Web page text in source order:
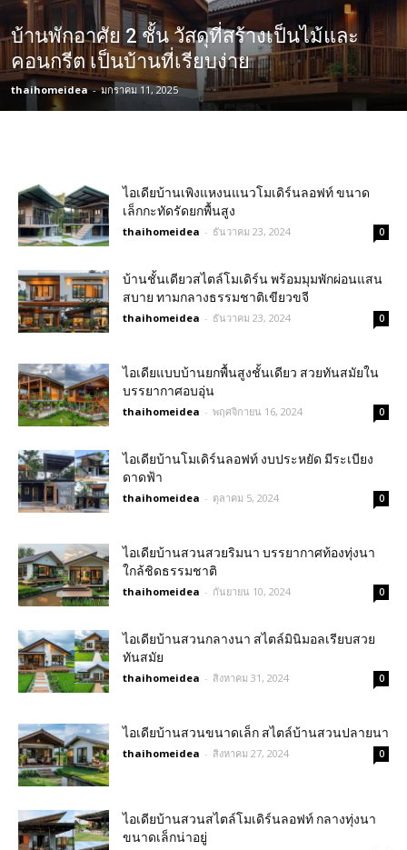
บ้านพักอาศัย 2 ชั้น วัสดุที่สร้างเป็นไม้และ
คอนกรีต เป็นบ้านที่เรียบง่าย
thaihomeidea - มกราคม 11, 2025
ไอเดียบ้านเพิงแหงนแนวโมเดิร์นลอฟท์ ขนาด
เล็กกะทัดรัดยกพื้นสูง
thaihomeidea - ธันวาคม 23, 2024 0
บ้านชั้นเดียวสไตล์โมเดิร์น พร้อมมุมพักผ่อนแสน
สบาย ทามกลางธรรมชาติเขียวขจี
thaihomeidea - ธันวาคม 23, 2024 0
ไอเดียแบบบ้านยกพื้นสูงชั้นเดียว สวยทันสมัยใน
บรรยากาศอบอุ่น
thaihomeidea - พฤศจิกายน 16, 2024 0
ไอเดียบ้านโมเดิร์นลอฟท์ งบประหยัด มีระเบียง
ดาดฟ้า
thaihomeidea - ตุลาคม 5, 2024 0
ไอเดียบ้านสวนสวยริมนา บรรยากาศท้องทุ่งนา
ใกล้ชิดธรรมชาติ
thaihomeidea - กันยายน 10, 2024 0
ไอเดียบ้านสวนกลางนา สไตล์มินิมอลเรียบสวย
ทันสมัย
thaihomeidea - สิงหาคม 31, 2024 0
ไอเดียบ้านสวนขนาดเล็ก สไตล์บ้านสวนปลายนา
thaihomeidea - สิงหาคม 27, 2024 0
ไอเดียบ้านสวนสไตล์โมเดิร์นลอฟท์ กลางทุ่งนา
ขนาดเล็กน่าอยู่